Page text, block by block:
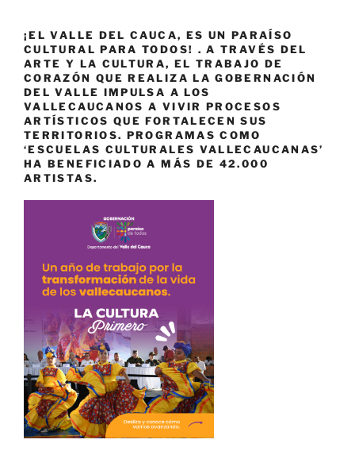
¡EL VALLE DEL CAUCA, ES UN PARAÍSO
CULTURAL PARA TODOS! . A TRAVÉS DEL
ARTE Y LA CULTURA, EL TRABAJO DE
CORAZÓN QUE REALIZA LA GOBERNACIÓN
DEL VALLE IMPULSA A LOS
VALLECAUCANOS A VIVIR PROCESOS
ARTÍSTICOS QUE FORTALECEN SUS
TERRITORIOS. PROGRAMAS COMO
‘ESCUELAS CULTURALES VALLECAUCANAS’
HA BENEFICIADO A MÁS DE 42.000
ARTISTAS.